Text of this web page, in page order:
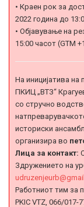
• Краен рок за
2022 година до
• Објавување на
15:00 часот (GTM
На иницијатива на
ПКИЦ „ВТЗ“
со стручно
историски
организира во
Лица за контакт:
Здружението на
Работниот тим за
PKIC VTZ, 066/017-